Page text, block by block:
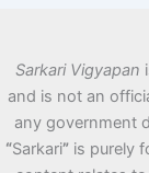
Sarkari Vigyapan
and is not an
any government
“Sarkari” is purely